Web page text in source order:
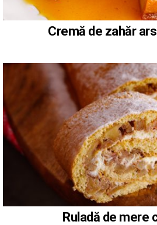
Cremă de zahăr
Ruladă de mere